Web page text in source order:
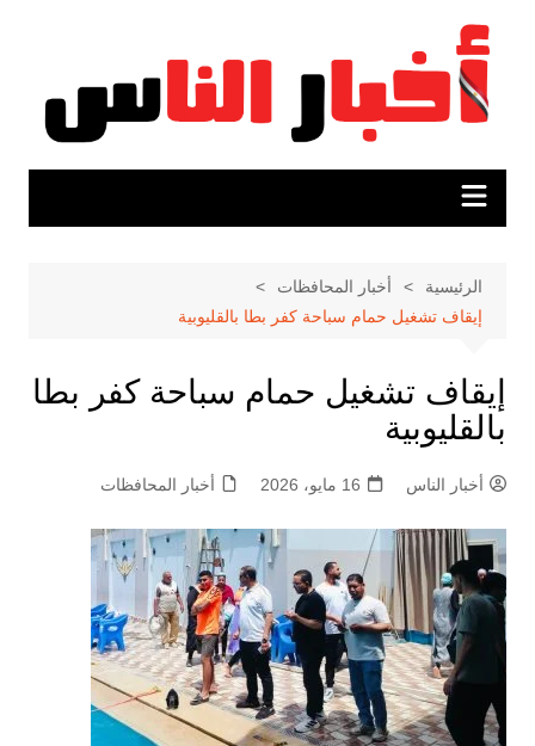
المحتوى
الرئيسية
أخبار المحافظات
إيقاف تشغيل حمام سباحة كفر بطا بالقليوبية
إيقاف تشغيل حمام سباحة كفر بطا
بالقليوبية
أخبار الناس 16 مايو، 2026 أخبار المحافظات